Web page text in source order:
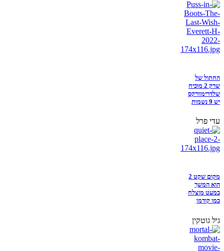
החתול של
שרק 2 מוכיח
שלדרימוורקס
יש 9 נשמות
עדי פרל
מקום שקט 2
הוא המשך
כמעט מוצלח
כמו קודמו
גיל גוטקין